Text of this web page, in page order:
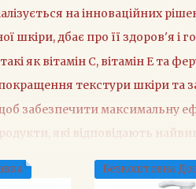
на інноваційних
шкіри, дбає про її здоров'я
як вітамін C, вітамін E
текстури шкіри
забезпечити максимальну
які відповідають
новітніх
Безкоштовна